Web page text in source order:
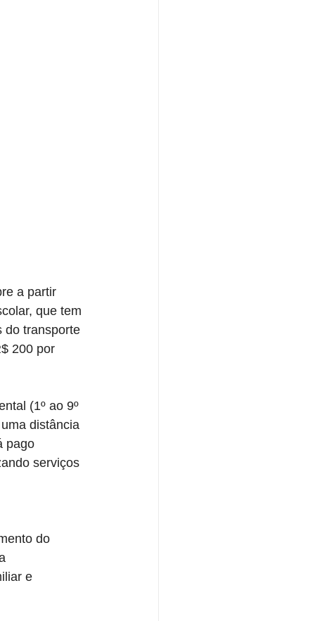
a partir
que tem
do transporte
200 por
(1º ao 9º
distância
pago
serviços
do
e